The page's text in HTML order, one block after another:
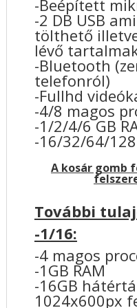
-Beépített
-2 DB USB
tölthető
lévő
-Bluetooth
telefonról)
-Fullhd
-4/8 magos
-1/2/4/6 GB
-16/32/64/
A kosár gomb
További
-1/16:
-4 magos
-1GB RAM
-16GB
1024x600px